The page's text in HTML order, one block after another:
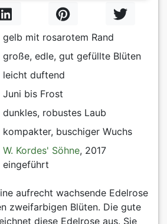
gelb mit rosarotem Rand
große, edle, gut gefüllte Blüten
leicht duftend
Juni bis Frost
dunkles, robustes Laub
kompakter, buschiger Wuchs
W. Kordes' Söhne, 2017
eingeführt
aufrecht wachsende Edelrose
zweifarbigen Blüten. Die gute
diese Edelrose aus. Sie